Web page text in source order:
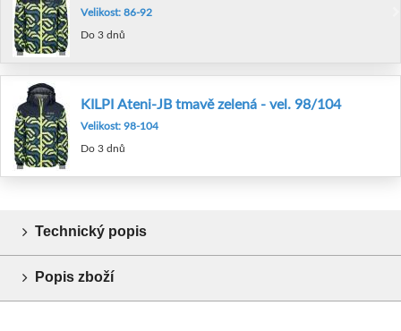
Velikost: 86-92
Do 3 dnů
KILPI Ateni-JB tmavě zelená - vel. 98/104
Velikost: 98-104
Do 3 dnů
Technický popis
Popis zboží